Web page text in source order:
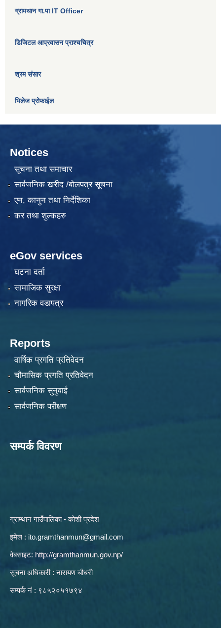
ग्रामथान गा.पा IT Officer
डिजिटल आप्रवासन प्राश्चचित्र
श्रम संसार
भिलेज प्रोफाईल
Notices
सूचना तथा समाचार
सार्वजनिक खरीद /बोलपत्र सूचना
एन, कानुन तथा निर्देशिका
कर तथा शुल्कहरु
eGov services
घटना दर्ता
सामाजिक सुरक्षा
नागरिक वडापत्र
Reports
वार्षिक प्रगति प्रतिवेदन
चौमासिक प्रगति प्रतिवेदन
सार्वजनिक सुनुवाई
सार्वजनिक परीक्षण
सम्पर्क विवरण
ग्राम्थान गाउँपालिका - कोशी प्रदेश
इमेल : ito.gramthanmun@gmail.com
वेबसाइट: http://gramthanmun.gov.np/
सूचना अधिकारी : नारायण चौधरी
सम्पर्क नं : ९८५२०५१७९४